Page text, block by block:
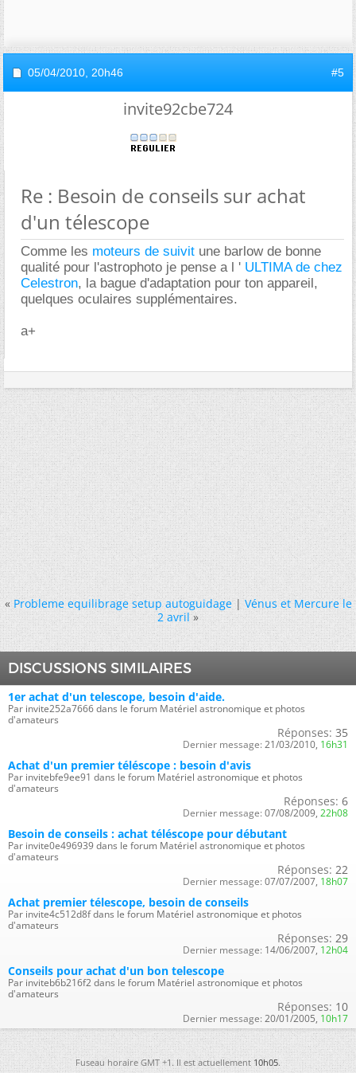
05/04/2010, 20h46 #5
invite92cbe724
Re : Besoin de conseils sur achat
d'un télescope
Comme les moteurs de suivit une barlow de bonne
qualité pour l'astrophoto je pense a l ' ULTIMA de chez
Celestron, la bague d'adaptation pour ton appareil,
quelques oculaires supplémentaires.
a+
« Probleme equilibrage setup autoguidage|Vénus et Mercure le
2 avril »
DISCUSSIONS SIMILAIRES
1er achat d'un telescope, besoin d'aide.
Par invite252a7666 dans le forum Matériel astronomique et photos
d'amateurs
Réponses: 35
Dernier message: 21/03/2010, 16h31
Achat d'un premier téléscope : besoin d'avis
Par invitebfe9ee91 dans le forum Matériel astronomique et photos
d'amateurs
Réponses: 6
Dernier message: 07/08/2009, 22h08
Besoin de conseils : achat téléscope pour débutant
Par invite0e496939 dans le forum Matériel astronomique et photos
d'amateurs
Réponses: 22
Dernier message: 07/07/2007, 18h07
Achat premier télescope, besoin de conseils
Par invite4c512d8f dans le forum Matériel astronomique et photos
d'amateurs
Réponses: 29
Dernier message: 14/06/2007, 12h04
Conseils pour achat d'un bon telescope
Par inviteb6b216f2 dans le forum Matériel astronomique et photos
d'amateurs
Réponses: 10
Dernier message: 20/01/2005, 10h17
Fuseau horaire GMT +1. Il est actuellement10h05.